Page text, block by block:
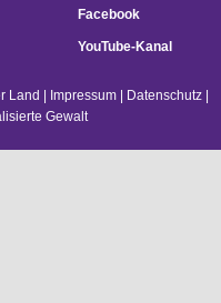
Facebook
YouTube-Kanal
Land | Impressum| Datenschutz|
Gewalt